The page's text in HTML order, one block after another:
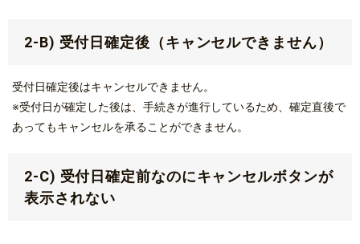
2-B) 受付日確定後（キャンセルできません）
受付日確定後はキャンセルできません。
※受付日が確定した後は、手続きが進行しているため、確定直後で
あってもキャンセルを承ることができません。
2-C) 受付日確定前なのにキャンセルボタンが
表示されない